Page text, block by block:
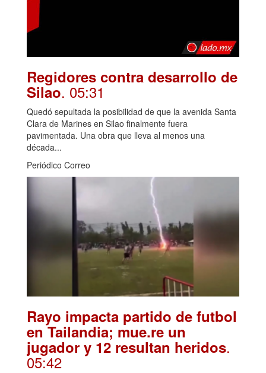
Regidores contra desarrollo de
Silao. 05:31
Quedó sepultada la posibilidad de que la avenida Santa
Clara de Marines en Silao finalmente fuera
pavimentada. Una obra que lleva al menos una
década...
Periódico Correo
Rayo impacta partido de futbol
en Tailandia; mue.re un
jugador y 12 resultan heridos.
05:42